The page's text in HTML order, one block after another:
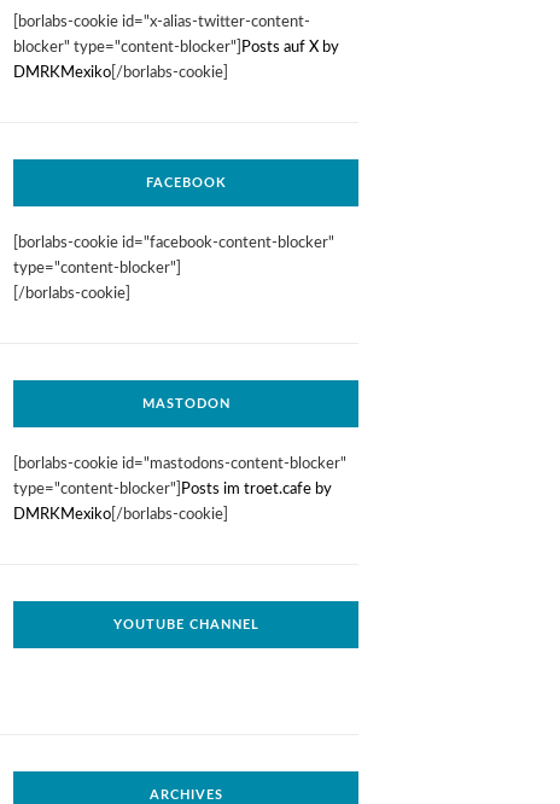
[borlabs-cookie id="x-alias-twitter-content-
blocker" type="content-blocker"] Posts auf X by
DMRKMexiko [/borlabs-cookie]
FACEBOOK
[borlabs-cookie id="facebook-content-blocker"
type="content-blocker"]
[/borlabs-cookie]
MASTODON
[borlabs-cookie id="mastodons-content-blocker"
type="content-blocker"] Posts im troet.cafe by
DMRKMexiko [/borlabs-cookie]
YOUTUBE CHANNEL
ARCHIVES